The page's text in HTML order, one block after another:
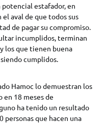
estafador, en
aval de que todos sus
de pagar su compromiso.
incumplidos, terminan
los que tienen buena
cumplidos.
Hamoc lo demuestran los
en 18 meses de
ha tenido un resultado
personas que hacen una